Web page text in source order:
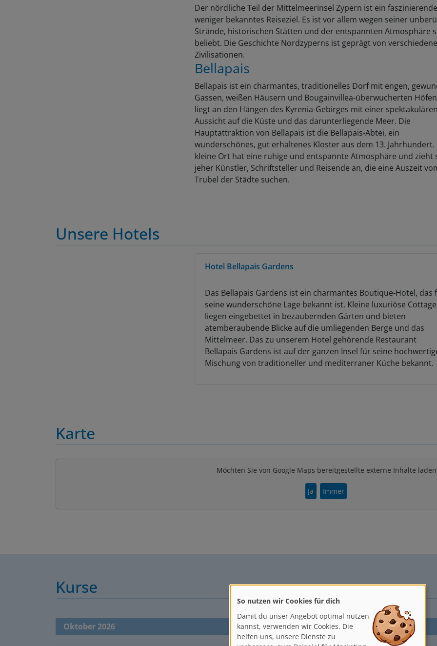
Der nördliche Teil der Mittelmeerinsel Zypern ist ein
weniger bekanntes Reiseziel. Es ist vor allem wegen seiner
Strände, historischen Stätten und der entspannten Atmosphäre
beliebt. Die Geschichte Nordzyperns ist geprägt von
Zivilisationen.
Bellapais
Bellapais ist ein charmantes, traditionelles Dorf mit engen,
Gassen, weißen Häusern und Bougainvillea-überwucherten
liegt an den Hängen des Kyrenia-Gebirges mit einer
Aussicht auf die Küste und das darunterliegende Meer. Die
Hauptattraktion von Bellapais ist die Bellapais-Abtei, ein
wunderschönes, gut erhaltenes Kloster aus dem 13. Jahrhundert.
kleine Ort hat eine ruhige und entspannte Atmosphäre und zieht
jeher Künstler, Schriftsteller und Reisende an, die eine Auszeit
Trubel der Städte suchen.
Unsere Hotels
Hotel Bellapais Gardens
Das Bellapais Gardens ist ein charmantes Boutique-Hotel, das
seine wunderschöne Lage bekannt ist. Kleine luxuriöse
liegen eingebettet in bezaubernden Gärten und bieten
atemberaubende Blicke auf die umliegenden Berge und das
Mittelmeer. Das zu unserem Hotel gehörende Restaurant
Bellapais Gardens ist auf der ganzen Insel für seine
Mischung von traditioneller und mediterraner Küche bekannt.
Karte
Möchten Sie von Google Maps bereitgestellte externe Inhalte
Ja Immer
Kurse
Oktober 2026
So nutzen wir Cookies für dich
Damit du unser Angebot optimal nutzen
kannst, verwenden wir Cookies. Die
helfen uns, unsere Dienste zu